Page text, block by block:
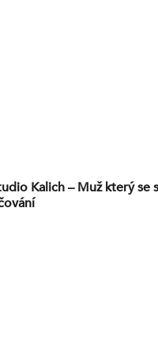
Kalich – Muž který se